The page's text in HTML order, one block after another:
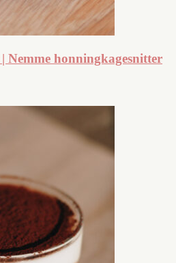
Nemme honningkagesnitter